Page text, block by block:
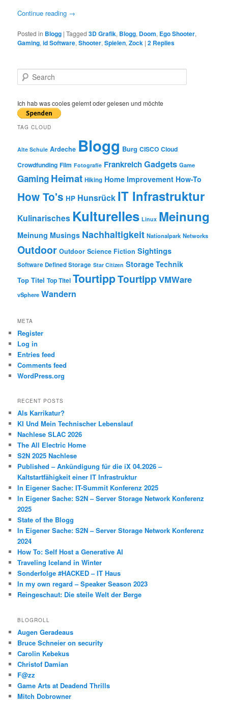
Continue reading →
Posted in Blogg |Tagged 3D Grafik, Blogg, Doom, Ego Shooter,
Gaming,id Software,Shooter,Spielen,Zock |2 Replies
e
r
c
Ich hab was cooles gelernt oder gelesen und möchte
TAG CLOUD
Alte Schule Ardeche Blogg Burg CISCO Cloud
Crowdfunding Film Fotografie FrankreichGadgets Game
Gaming Heimat Hiking Home Improvement How-To
How To's HP Hunsrück IT Infrastruktur
Kulinarisches Kulturelles Linux Meinung
Meinung Musings Nachhaltigkeit Nationalpark Networks
Outdoor Outdoor Science Fiction Sightings
Software Defined Storage Star Citizen Storage Technik
Top Titel Top Titel TourtippTourtipp VMWare
vSphere Wandern
META
Register
Log in
Entries feed
Comments feed
WordPress.org
RECENT POSTS
Als Karrikatur?
KI Und Mein Technischer Lebenslauf
Nachlese SLAC 2026
The All Electric Home
S2N 2025 Nachlese
Published – Ankündigung für die iX 04.2026 –
Kaltstartfähigkeit einer IT Infrastruktur
In Eigener Sache: IT-Summit Konferenz 2025
In Eigener Sache: S2N – Server Storage Network Konferenz
2025
State of the Blogg
In Eigener Sache: S2N – Server Storage Network Konferenz
2024
How To: Self Host a Generative AI
Traveling Iceland in Winter
Sonderfolge #HACKED – IT Haus
In my own regard – Speaker Season 2023
Reingeschaut: Die steile Welt der Berge
BLOGROLL
Augen Geradeaus
Bruce Schneier on security
Carolin Kebekus
Christof Damian
F@zz
Game Arts at Deadend Thrills
Mitch Dobrowner